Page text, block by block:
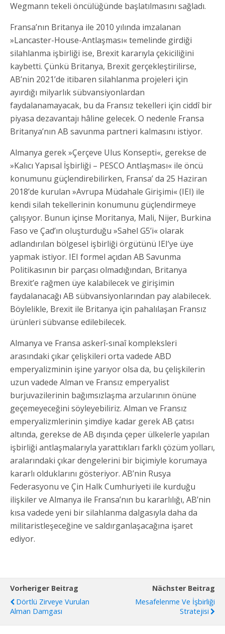
Wegmann tekeli öncülüğünde başlatılmasını sağladı.
Fransa’nın Britanya ile 2010 yılında imzalanan
»Lancaster-House-Antlaşması« temelinde girdiği
silahlanma işbirliği ise, Brexit kararıyla çekiciliğini
kaybetti. Çünkü Britanya, Brexit gerçekleştirilirse,
AB’nin 2021’de itibaren silahlanma projeleri için
ayırdığı milyarlık sübvansiyonlardan
faydalanamayacak, bu da Fransız tekelleri için ciddî bir
piyasa dezavantajı hâline gelecek. O nedenle Fransa
Britanya’nın AB savunma partneri kalmasını istiyor.
Almanya gerek »Çerçeve Ulus Konsepti«, gerekse de
»Kalıcı Yapısal İşbirliği – PESCO Antlaşması« ile öncü
konumunu güçlendirebilirken, Fransa’ da 25 Haziran
2018’de kurulan »Avrupa Müdahale Girişimi« (IEI) ile
kendi silah tekellerinin konumunu güçlendirmeye
çalışıyor. Bunun içinse Moritanya, Mali, Nijer, Burkina
Faso ve Çad’ın oluşturduğu »Sahel G5’i« olarak
adlandırılan bölgesel işbirliği örgütünü IEI’ye üye
yapmak istiyor. IEI formel açıdan AB Savunma
Politikasının bir parçası olmadığından, Britanya
Brexit’e rağmen üye kalabilecek ve girişimin
faydalanacağı AB sübvansiyonlarından pay alabilecek.
Böylelikle, Brexit ile Britanya için pahalılaşan Fransız
ürünleri sübvanse edilebilecek.
Almanya ve Fransa askerî-sınaî kompleksleri
arasındaki çıkar çelişkileri orta vadede ABD
emperyalizminin işine yarıyor olsa da, bu çelişkilerin
uzun vadede Alman ve Fransız emperyalist
burjuvazilerinin bağımsızlaşma arzularının önüne
geçemeyeceğini söyleyebiliriz. Alman ve Fransız
emperyalizmlerinin şimdiye kadar gerek AB çatısı
altında, gerekse de AB dışında çeper ülkelerle yapılan
işbirliği antlaşmalarıyla yarattıkları farklı çözüm yolları,
aralarındaki çıkar dengelerini bir biçimiyle korumaya
kararlı olduklarını gösteriyor. AB’nin Rusya
Federasyonu ve Çin Halk Cumhuriyeti ile kurduğu
ilişkiler ve Almanya ile Fransa’nın bu kararlılığı, AB’nin
kısa vadede yeni bir silahlanma dalgasıyla daha da
militaristleşeceğine ve saldırganlaşacağına işaret
ediyor.
Vorheriger Beitrag
Dörtlü Zirveye Vurulan
Alman Damgası
Nächster Beitrag
Mesafelenme Ve İşbirliği
Stratejisi